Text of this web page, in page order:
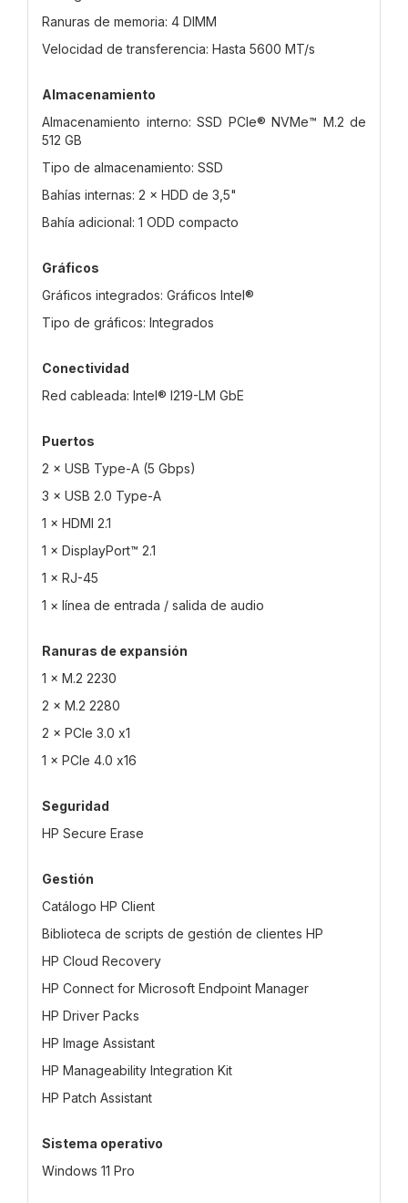
Ranuras de memoria: 4 DIMM
Velocidad de transferencia: Hasta 5600 MT/s
Almacenamiento
Almacenamiento interno: SSD PCIe® NVMe™ M.2 de
512 GB
Tipo de almacenamiento: SSD
Bahías internas: 2 × HDD de 3,5"
Bahía adicional: 1 ODD compacto
Gráficos
Gráficos integrados: Gráficos Intel®
Tipo de gráficos: Integrados
Conectividad
Red cableada: Intel® I219-LM GbE
Puertos
2 × USB Type-A (5 Gbps)
3 × USB 2.0 Type-A
1 × HDMI 2.1
1 × DisplayPort™ 2.1
1 × RJ-45
1 × línea de entrada / salida de audio
Ranuras de expansión
1 × M.2 2230
2 × M.2 2280
2 × PCIe 3.0 x1
1 × PCIe 4.0 x16
Seguridad
HP Secure Erase
Gestión
Catálogo HP Client
Biblioteca de scripts de gestión de clientes HP
HP Cloud Recovery
HP Connect for Microsoft Endpoint Manager
HP Driver Packs
HP Image Assistant
HP Manageability Integration Kit
HP Patch Assistant
Sistema operativo
Windows 11 Pro